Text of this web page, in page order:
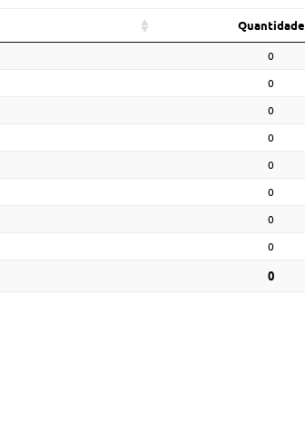
Quantidade
0
0
0
0
0
0
0
0
0